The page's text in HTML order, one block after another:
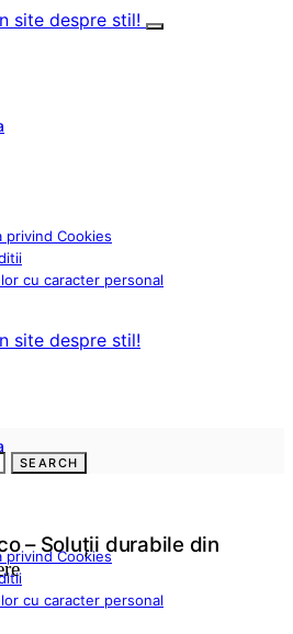
privind Cookies
cu caracter personal
privind Cookies
cu caracter personal
SEARCH
– Soluții durabile din